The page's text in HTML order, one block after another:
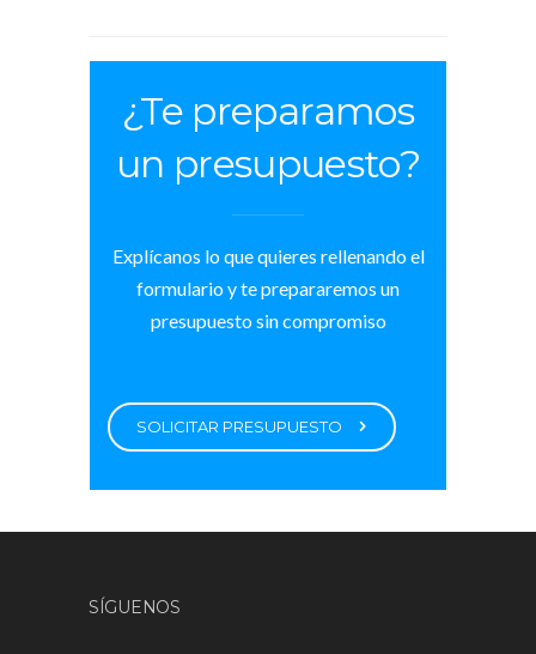
¿Te preparamos
un presupuesto?
Explícanos lo que quieres rellenando el
formulario y te prepararemos un
presupuesto sin compromiso
SOLICITAR PRESUPUESTO
SÍGUENOS